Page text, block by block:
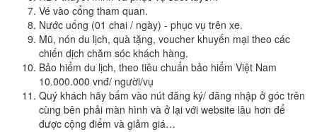
Vé vào cổng tham quan.
Nước uống (01 chai / ngày) - phục vụ trên xe.
Mũ, nón du lịch, quà tặng, voucher khuyến mại theo các
chiến dịch chăm sóc khách hàng.
Bảo hiểm du lịch, theo tiêu chuẩn bảo hiểm Việt Nam
10.000.000 vnđ/ người/vụ
Quý khách hãy bấm vào nút đăng ký/ đăng nhập ở góc trên
cùng bên phải màn hình và ở lại với website lâu hơn để
được cộng điểm và giảm giá…